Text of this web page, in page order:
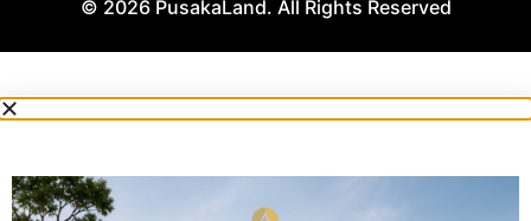
© 2026 PusakaLand. All Rights Reserved